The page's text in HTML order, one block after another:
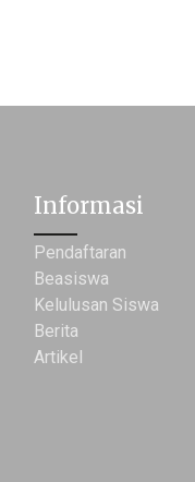
Informasi
Pendaftaran
Beasiswa
Kelulusan Siswa
Berita
Artikel